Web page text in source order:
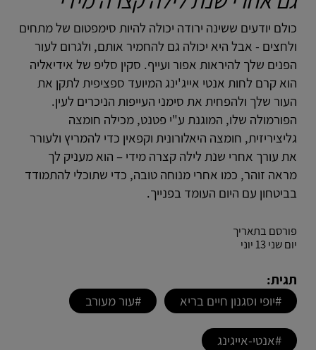
כולם יודעים ששינה ירודה יכולה להיות סימפטום של מתחים
ולחצים - אבל היא יכולה גם להחמיר אותם, ולגרום לעור
הפנים שלך להיראות אפור ועייף. סקין סליפ של אידיאליה
הוא קרם לחות אנטי אייג'ינג המיועד ספציפית לתקן את
העור שלך ולהפחית את סימני העייפות הניכרים לעין.
הפורמולה שלו, המוגנת ע"י פטנט, מכילה חומצה
גליציריזית, חומצה היאלורונית וקפאין כדי להמריץ ולעורר
את עורך אחרי שנת לילה קצרה מידי – הוא מעניק לך
מראה זוהר, כמו אחרי מנוחה טובה, כדי שתוכלי להתמודד
בביטחון עם היום העומד בפנייך.
פורסם בתאריך
יום שני 13 יוני
תגית:
#יופי וסגנון חיים בריא
#עור מעורב
#אנטי-אייגינג